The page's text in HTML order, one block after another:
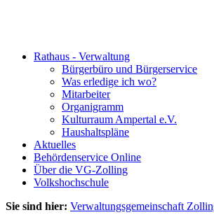
Rathaus - Verwaltung
Bürgerbüro und Bürgerservice
Was erledige ich wo?
Mitarbeiter
Organigramm
Kulturraum Ampertal e.V.
Haushaltspläne
Aktuelles
Behördenservice Online
Über die VG-Zolling
Volkshochschule
Sie sind hier: Verwaltungsgemeinschaft